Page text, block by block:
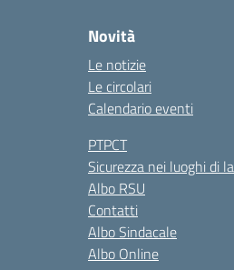
Novità
Le notizie
Le circolari
Calendario eventi
PTPCT
Sicurezza nei luoghi di
Albo RSU
Contatti
Albo Sindacale
Albo Online